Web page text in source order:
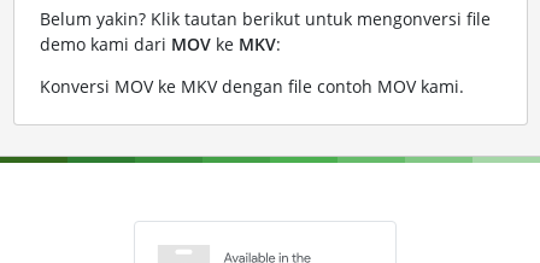
Belum yakin? Klik tautan berikut untuk mengonversi file
demo kami dari MOVke MKV:
Konversi MOV ke MKV dengan file contoh MOV kami.